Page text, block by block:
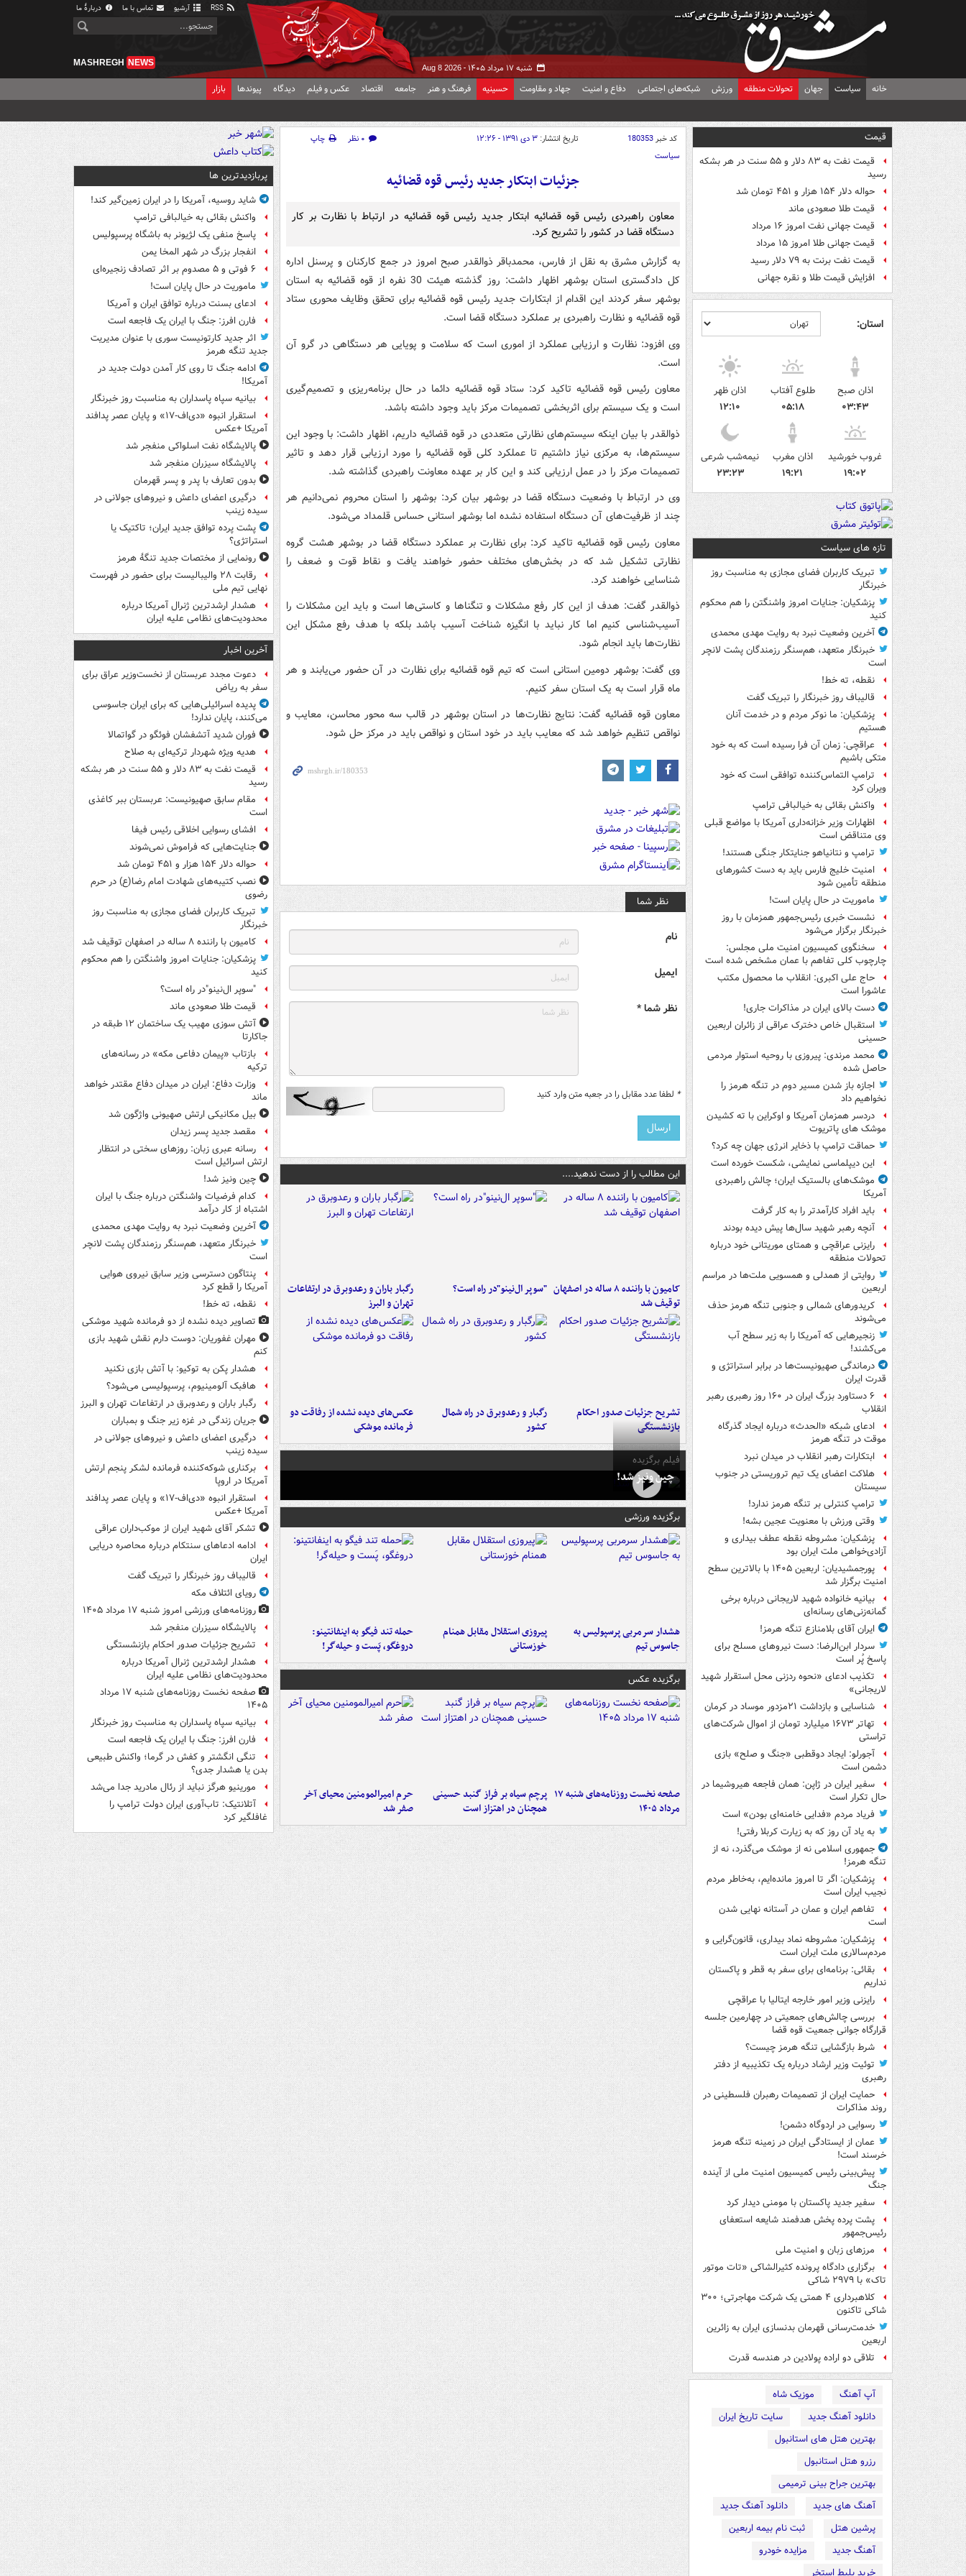
آرشیو تماس با ما دربارهٔ ما
شنبه ۱۷ مرداد ۱۴۰۵ - Aug 8 2026
MASHREGH NEWS
خانه سیاست جهان تحولات منطقه ورزش شبکه‌های اجتماعی دفاع و امنیت جهاد و مقاومت حسینیه فرهنگ و هنر جامعه اقتصاد عکس و فیلم دیدگاه پیوندها بازار
قیمت
قیمت نفت به ۸۳ دلار و ۵۵ سنت در هر بشکه
رسید
حواله دلار ۱۵۴ هزار و ۴۵۱ تومان شد
قیمت طلا صعودی ماند
قیمت جهانی نفت امروز ۱۶ مرداد
قیمت جهانی طلا امروز ۱۵ مرداد
قیمت نفت برنت به ۷۹ دلار رسید
افزایش قیمت طلا و نقره جهانی
استان:
اذان صبح
۰۳:۴۳
طلوع آفتاب
۰۵:۱۸
اذان ظهر
۱۲:۱۰
غروب خورشید
۱۹:۰۲
اذان مغرب
۱۹:۲۱
نیمه‌شب شرعی
۲۳:۲۳
تازه های سیاست
تبریک کاربران فضای مجازی به مناسبت روز
خبرنگار
پزشکیان: جنایات امروز واشنگتن را هم محکوم
کنید
آخرین وضعیت نبرد به روایت مهدی محمدی
خبرنگار متعهد، هم‌سنگر رزمندگان پشت لانچر
است
نقطه، ته خط!
قالیباف روز خبرنگار را تبریک گفت
پزشکیان: ما نوکر مردم و در خدمت آنان
هستیم
عراقچی: زمان آن فرا رسیده است که به خود
متکی باشیم
ترامپ التماس‌کننده توافقی است که خود
ویران کرد
واکنش بقائی به خیالبافی ترامپ
اظهارات وزیر خزانه‌داری آمریکا با مواضع قبلی
وی متناقض است
ترامپ و نتانیاهو جنایتکار جنگی هستند!
امنیت خلیج فارس باید به دست کشورهای
منطقه تأمین شود
ماموریت در حال پایان است!
نشست خبری رئیس‌جمهور همزمان با روز
خبرنگار برگزار می‌شود
سخنگوی کمیسیون امنیت ملی مجلس:
چارچوب کلی تفاهم با عمان مشخص شده است
حاج علی اکبری: انقلاب ما محصول مکتب
عاشورا است
دست بالای ایران در مذاکرات جاری!
استقبال خاص دخترک عراقی از زائران اربعین
حسینی
محمد مرندی: پیروزی با روحیه استوار مردمی
حاصل شده
اجازه باز شدن مسیر دوم در تنگه هرمز را
نخواهیم داد
دردسر همزمان آمریکا و اوکراین با ته کشیدن
موشک های پاتریوت
حماقت ترامپ با ذخایر انرژی جهان چه کرد؟
این دیپلماسی نمایشی، شکست خورده است
موشک‌های بالستیک ایران؛ چالش راهبردی
آمریکا
باید افراد کارآمدتر را به کار گرفت
آنچه رهبر شهید سال‌ها پیش دیده بودند
رایزنی عراقچی و همتای موریتانی خود درباره
تحولات منطقه
روایتی از همدلی و همسویی ملت‌ها در مراسم
اربعین
کریدورهای شمالی و جنوبی تنگه هرمز حذف
می‌شوند
زنجیرهایی که آمریکا را به زیر سطح آب
می‌کشند!
درماندگی صهیونیست‌ها در برابر استراتژی و
قدرت ایران
۶ دستاورد بزرگ ایران در ۱۶۰ روز رهبری رهبر
انقلاب
ادعای شبکه «الحدث» درباره ایجاد گذرگاه
موقت در تنگه هرمز
ابتکارات رهبر انقلاب در میدان نبرد
هلاکت اعضای یک تیم تروریستی در جنوب
سیستان
ترامپ کنترلی بر تنگه هرمز ندارد!
وقتی ورزش با معنویت عجین بشه!
پزشکیان: مشروطه نقطه عطف بیداری و
آزادی‌خواهی ملت ایران بود
پورجمشیدیان: اربعین ۱۴۰۵ با بالاترین سطح
امنیت برگزار شد
بیانیه خانواده شهید لاریجانی درباره برخی
گمانه‌زنی‌های رسانه‌ای
ایران آقای بلامنازع تنگه هرمز!
سردار ابن‌الرضا: دست نیروهای مسلح برای
پاسخ پُر است
تکذیب ادعای «نحوه ردزنی محل استقرار شهید
لاریجانی»
شناسایی و بازداشت ۲۱مزدور موساد در کرمان
تهاتر ۱۶۷۳ میلیارد تومان از اموال شرکت‌های
تراستی
آجورلو: ایجاد دوقطبی «جنگ و صلح‌» بازی
دشمن است
سفیر ایران در ژاپن: همان فاجعه هیروشیما در
حال تکرار است
فریاد مردم «فدایی خامنه‌ای بودن» است
به یاد آن روز که به زیارت کربلا رفتی!
جمهوری اسلامی نه از موشک می‌گذرد، نه از
تنگه هرمز!
پزشکیان: اگر تا امروز مانده‌ایم، به‌خاطر مردم
نجیب ایران است
تفاهم ایران و عمان در آستانه نهایی شدن
است
پزشکیان: مشروطه نماد بیداری، قانون‌گرایی و
مردم‌سالاری ملت ایران است
بقائی: برنامه‌ای برای سفر به قطر و پاکستان
نداریم
رایزنی وزیر امور خارجه ایتالیا با عراقچی
بررسی چالش‌های جمعیتی در چهارمین جلسه
قرارگاه جوانی جمعیت قوه قضا
شرط بازگشایی تنگه هرمز چیست؟
توئیت وزیر ارشاد درباره یک تکذیبیه از دفتر
رهبری
حمایت ایران از تصمیمات رهبران فلسطینی در
روند مذاکرات
رسوایی در اردوگاه دشمن!
عمان از ایستادگی ایران در زمینه تنگه هرمز
خرسند است!
پیش‌بینی رئیس کمیسیون امنیت ملی از آینده
جنگ
سفیر جدید پاکستان با مومنی دیدار کرد
پشت پرده پخش هدفمند شایعه استعفای
رئیس‌جمهور
مرزهای زبان و امنیت ملی
برگزاری دادگاه پرونده کثیرالشاکی «تات موتور
تاک» با ۲۹۷۹ شاکی
کلاهبرداری ۴ همتی یک شرکت مهاجرتی؛ ۳۰۰
شاکی تاکنون
خدمت‌رسانی قهرمان بدنسازی ایران به زائرین
اربعین
تلاقی دو اراده پولادین در هندسه قدرت
آپ آهنگ
موزیک شاه
دانلود آهنگ جدید
سایت تاریخ ایران
بهترین هتل های استانبول
رزرو هتل استانبول
بهترین جراح بینی ترمیمی
آهنگ های جدید
دانلود آهنگ جدید
پرشین هتل
ثبت نام بیمه اربعین
آهنگ جدید
مزایده خودرو
کد خبر180353 تاریخ انتشار: ۳ دی ۱۳۹۱ - ۱۲:۲۶ ۰ نظر
چاپ
سیاست
جزئیات ابتکار جدید رئیس قوه قضائیه
معاون راهبردی رئیس قوه قضائیه ابتکار جدید رئیس قوه قضائیه در ارتباط با نظارت بر کار
دستگاه قضا در کشور را تشریح کرد.
به گزارش مشرق به نقل از فارس، محمدباقر ذوالقدر صبح امروز در جمع کارکنان و پرسنل اداره
کل دادگستری استان بوشهر اظهار داشت: روز گذشته هیئت 30 نفره از قوه قضائیه به استان
بوشهر سفر کردند این اقدام از ابتکارات جدید رئیس قوه قضائیه برای تحقق وظایف محوری ستاد
قوه قضائیه و نظارت راهبردی بر عملکرد دستگاه قضا است.
وی افزود: نظارت و ارزیابی عملکرد از اموری است که سلامت و پویایی هر دستگاهی در گرو آن
است.
معاون رئیس قوه قضائیه تاکید کرد: ستاد قوه قضائیه دائما در حال برنامه‌ریزی و تصمیم‌گیری
است و یک سیستم برای اثربخشی تصمیمات مرکز باید وجود داشته باشد.
ذوالقدر با بیان اینکه سیستم‌های نظارتی متعددی در قوه قضائیه داریم، اظهار داشت: با وجود این
سیستم‌ها، به مرکزی نیاز داشتیم تا عملکرد کلی قوه قضائیه را مورد ارزیابی قرار دهد و تاثیر
تصمیمات مرکز را در عمل ارزیابی کند و این کار بر عهده معاونت راهبردی گذاشته شد.
وی در ارتباط با وضعیت دستگاه قضا در بوشهر بیان کرد: بوشهر را استان محروم نمی‌دانیم هر
چند از ظرفیت‌های آن دستگاه استفاده نشده اما بوشهر استانی حساس قلمداد می‌شود.
معاون رئیس قوه قضائیه تاکید کرد: برای نظارت بر عملکرد دستگاه قضا در بوشهر هشت گروه
نظارتی تشکیل شد که در بخش‌های مختلف حضور خواهند یافت و نقاط قوت و ضعف را
شناسایی خواهند کرد.
ذوالقدر گفت: هدف از این کار رفع مشکلات و تنگناها و کاستی‌ها است و باید این مشکلات را
آسیب‌شناسی کنیم اما کار نباید با انگیزه شناخت آسیب باشد بلکه با هدف رفع مشکل این
نظارت‌ها باید انجام شود.
وی گفت: بوشهر دومین استانی است که تیم قوه قضائیه برای نظارت در آن حضور می‌یابند و هر
ماه قرار است به یک استان سفر کنیم.
معاون قوه قضائیه گفت: نتایج نظارت‌ها در استان بوشهر در قالب سه محور محاسن، معایب و
نواقص تنظیم خواهد شد که معایب باید در خود استان و نواقص باید در مرکز حل شود.
نظر شما
نام
ایمیل
نظر شما *
* لطفا عدد مقابل را در جعبه متن وارد کنید
این مطالب را از دست ندهید....
کامیون با راننده ۸ ساله در اصفهان
توقیف شد
"سوپر ال‌نینو"در راه است؟
رگبار باران و رعدوبرق در ارتفاعات
تهران و البرز
تشریح جزئیات صدور احکام
بازنشستگی
رگبار و رعدوبرق در راه شمال
کشور
عکس‌های دیده نشده از رفاقت دو
فرمانده‌ موشکی
فیلم برگزیده
چین ونیز شد!
برگزیده ورزشی
هشدار سرمربی پرسپولیس به
جاسوس تیم
پیروزی استقلال مقابل همنام
خوزستانی
حمله تند فیگو به اینفانتینو:
دروغگو، پَست‌ و حیله‌گر!
برگزیده عکس
صفحه نخست روزنامه‌های شنبه ۱۷
مرداد ۱۴۰۵
پرچم سیاه بر فراز گنبد حسینی
همچنان در اهتزاز است
حرم امیرالمومنین محیای آخر
صفر شد
پربازدیدترین ها
شاید روسیه، آمریکا را در ایران زمین‌گیر کند!
واکنش بقائی به خیالبافی ترامپ
پاسخ منفی یک لژیونر به باشگاه پرسپولیس
انفجار بزرگ در شهر المخا یمن
۶ فوتی و ۵ مصدوم بر اثر تصادف زنجیره‌ای
ماموریت در حال پایان است!
ادعای بسنت درباره توافق ایران و آمریکا
فارن افرز: جنگ با ایران یک فاجعه است
اثر جدید کارتونیست سوری با عنوان مدیریت
جدید تنگه هرمز
ادامه جنگ تا روی کار آمدن دولت جدید در
آمریکا!
بیانیه سپاه پاسداران به مناسبت روز خبرنگار
استقرار انبوه «دی‌اف‑۱۷» و پایان عصر پدافند
آمریکا +عکس
پالایشگاه نفت اسلواکی منفجر شد
پالایشگاه سیزران منفجر شد
بدون تعارف با پدر و پسر قهرمان
درگیری اعضای داعش و نیروهای جولانی در
سیده زینب
پشت پرده توافق جدید ایران؛ تاکتیک یا
استراتژی؟
رونمایی از مختصات جدید تنگۀ هرمز
رقابت ۲۸ والیبالیست برای حضور در فهرست
نهایی تیم ملی
هشدار ارشدترین ژنرال آمریکا درباره
محدودیت‌های نظامی علیه ایران
آخرین اخبار
دعوت مجدد عربستان از نخست‌وزیر عراق برای
سفر به ریاض
پدیده اسرائیلی‌هایی که برای ایران جاسوسی
می‌کنند، پایان ندارد!
فوران شدید آتشفشان فوئگو در گواتمالا
هدیه ویژه شهردار ترکیه‌ای به صلاح
قیمت نفت به ۸۳ دلار و ۵۵ سنت در هر بشکه
رسید
مقام سابق صهیونیست: عربستان ببر کاغذی
است
افشای رسوایی اخلاقی رئیس فیفا
جنایت‌هایی که فراموش نمی‌شوند
حواله دلار ۱۵۴ هزار و ۴۵۱ تومان شد
نصب کتیبه‌های شهادت امام رضا(ع) در حرم
رضوی
تبریک کاربران فضای مجازی به مناسبت روز
خبرنگار
کامیون با راننده ۸ ساله در اصفهان توقیف شد
پزشکیان: جنایات امروز واشنگتن را هم محکوم
کنید
"سوپر ال‌نینو"در راه است؟
قیمت طلا صعودی ماند
آتش سوزی مهیب یک ساختمان ۱۲ طبقه در
جاکارتا
بازتاب «پیمان دفاعی مکه» در رسانه‌های
ترکیه
وزارت دفاع: ایران در میدان دفاع مقتدر خواهد
ماند
بیل مکانیکی ارتش صهیونی واژگون شد
مقصد جدید پسر زیدان
رسانه عبری زبان: روزهای سختی در انتظار
ارتش اسرائیل است
چین ونیز شد!
کدام فرضیات واشنگتن درباره جنگ با ایران
اشتباه از کار درآمد
آخرین وضعیت نبرد به روایت مهدی محمدی
خبرنگار متعهد، هم‌سنگر رزمندگان پشت لانچر
است
پنتاگون دسترسی وزیر سابق نیروی هوایی
آمریکا را قطع کرد
نقطه، ته خط!
تصاویر دیده‌ نشده از دو فرمانده شهید موشکی
مهران غفوریان: دوست دارم نقش شهید بازی
کنم
هشدار پکن به توکیو: با آتش بازی نکنید
هافبک آلومینیوم، پرسپولیسی می‌شود؟
رگبار باران و رعدوبرق در ارتفاعات تهران و البرز
جریان زندگی در غزه زیر جنگ و بمباران
درگیری اعضای داعش و نیروهای جولانی در
سیده زینب
برکناری شوکه‌کننده فرمانده لشکر پنجم ارتش
آمریکا در اروپا
استقرار انبوه «دی‌اف‑۱۷» و پایان عصر پدافند
آمریکا +عکس
تشکر آقای شهید ایران از موکب‌داران عراقی
ادامه ادعاهای سنتکام درباره محاصره دریایی
ایران
قالیباف روز خبرنگار را تبریک گفت
رویای ائتلاف مکه
روزنامه‌های ورزشی امروز ‌شنبه ۱۷ مرداد ۱۴۰۵
پالایشگاه سیزران منفجر شد
تشریح جزئیات صدور احکام بازنشستگی
هشدار ارشدترین ژنرال آمریکا درباره
محدودیت‌های نظامی علیه ایران
صفحه نخست روزنامه‌های شنبه ۱۷ مرداد
۱۴۰۵
بیانیه سپاه پاسداران به مناسبت روز خبرنگار
فارن افرز: جنگ با ایران یک فاجعه است
تنگی انگشتر و کفش در گرما؛ واکنش طبیعی
بدن یا هشدار جدی؟
مورینیو هرگز نباید از رئال مادرید جدا می‌شد
آتلانتیک: تاب‌آوری ایران دولت ترامپ را
غافلگیر کرد